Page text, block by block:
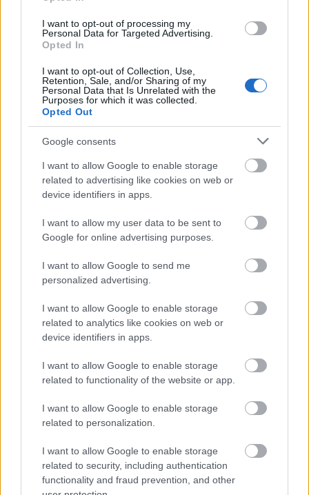
I want to opt-out of processing my
Personal Data for Targeted Advertising.
Opted In
I want to opt-out of Collection, Use,
Retention, Sale, and/or Sharing of my
Personal Data that Is Unrelated with the
Purposes for which it was collected.
Opted Out
Google consents
I want to allow Google to enable storage
related to advertising like cookies on web or
device identifiers in apps.
I want to allow my user data to be sent to
Google for online advertising purposes.
I want to allow Google to send me
personalized advertising.
I want to allow Google to enable storage
related to analytics like cookies on web or
device identifiers in apps.
I want to allow Google to enable storage
related to functionality of the website or app.
I want to allow Google to enable storage
related to personalization.
I want to allow Google to enable storage
related to security, including authentication
functionality and fraud prevention, and other
autópálya útépítés M1-es autópálya Bicske
M1 bővítés: már zajlik a teljesen új Bicske Kelet
csomópont építése
Tizenegy meglévő csomópontot korszerűsít és négy új,
különszintű csomópontot hoz létre az MKIF az M1-es
bővítésénél.
csomópont épül Angyalföldön
Másfélszeresére bővítik
Hódmezővásárhely jó hírű református
Látványos építési szakasz indult be a
Flórián téri felüljárón
Paks II.: Mit jelent az 5. blokk új
árnyékában?